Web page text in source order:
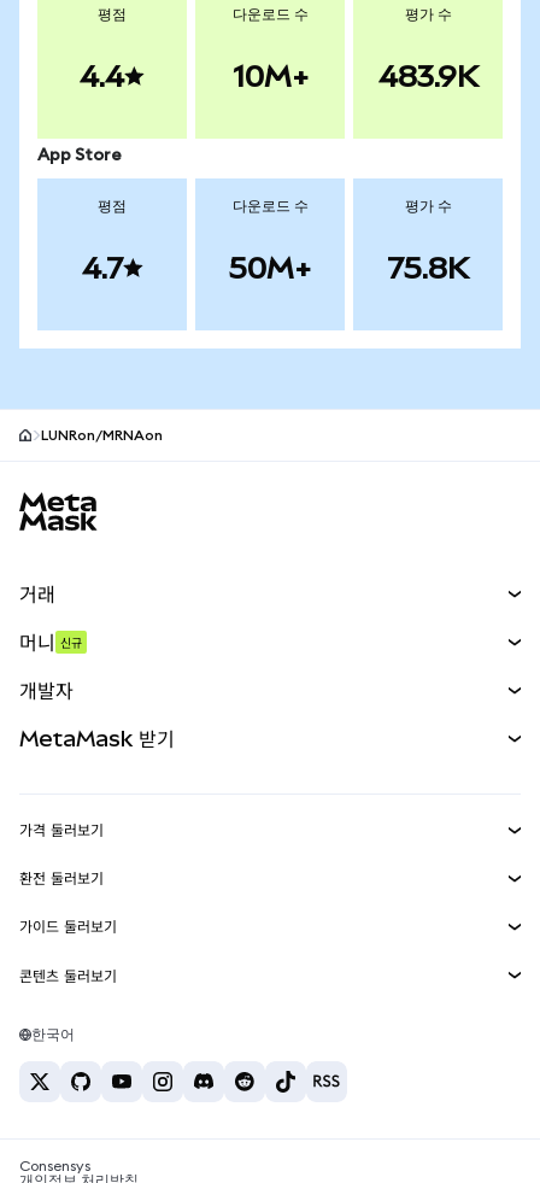
평점
4.4
다운로드 수
10M+
평가 수
483.9K
App Store
평점
4.7
다운로드 수
50M+
평가 수
75.8K
LUNRon/MRNAon
거래
무기한 선물
실물자산
머니 신규
개발자
MetaMask Connect
Snaps
웹3 서비스
MetaMask 받기
보안
고객 지원
채용
가격 둘러보기
이더리움 가격
솔라나 가격
테더 가격
환전 둘러보기
ETH를 USD로 환전
USDT를 INR로 환전
BTC를 INR로 환전
ETH를 USDT로 환전
가이드 둘러보기
ETH 매수
USDT 매수
SHIB 매수
콘텐츠 둘러보기
솔라나 지갑
암호화폐 세금 뉴스
한국어
Consensys